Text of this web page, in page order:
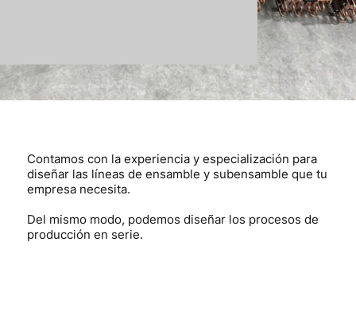
Contamos con la experiencia y especialización para
diseñar las líneas de ensamble y subensamble que tu
empresa necesita.
Del mismo modo, podemos diseñar los procesos de
producción en serie.